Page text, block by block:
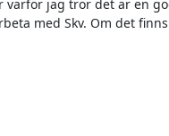
varför jag tror det är en
med Skv. Om det